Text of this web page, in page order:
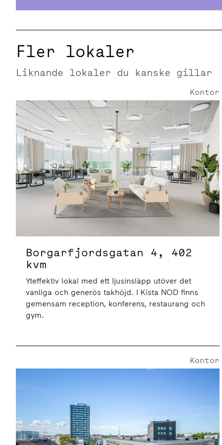
Fler lokaler
Liknande lokaler du kanske gillar
Borgarfjordsgatan 4 | 402 Kvm
Kontor
Borgarfjordsgatan 4, 402
kvm
Yteffektiv lokal med ett ljusinsläpp utöver det
vanliga och generös takhöjd. I Kista NOD finns
gemensam reception, konferens, restaurang och
gym.
Kontor